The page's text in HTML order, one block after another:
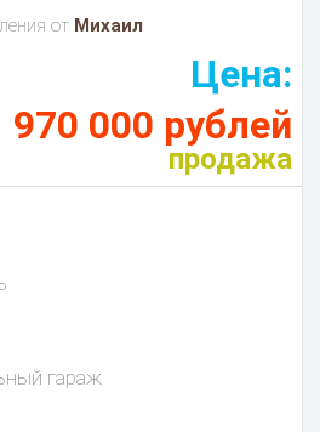
от Михаил
Цена:
970 000 рублей
продажа
гараж